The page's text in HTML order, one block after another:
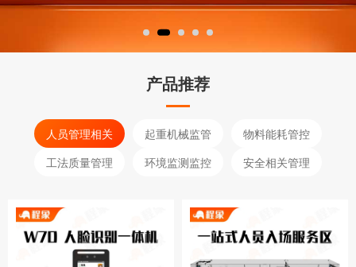
产品推荐
人员管理相关 起重机械监管
物料能耗管控
工法质量管理
环境监测监控 安全相关管理